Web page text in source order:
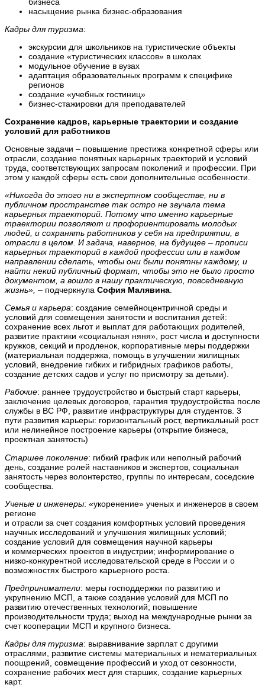
насыщение рынка бизнес-образования
Кадры для туризма:
экскурсии для школьников на туристические объекты
создание «туристических классов» в школах
модульное обучение в вузах
адаптация образовательных программ к специфике
регионов
создание «учебных гостиниц»
бизнес-стажировки для преподавателей
Сохранение кадров, карьерные траектории и создание
условий для работников
Основные задачи – повышение престижа конкретной сферы или
отрасли, создание понятных карьерных траекторий и условий
труда, соответствующих запросам поколений и профессии. При
этом у каждой сферы есть свои дополнительные особенности.
«Никогда до этого ни в экспертном сообществе, ни в
публичном пространстве так остро не звучала тема
карьерных траекторий. Потому что именно карьерные
траектории позволяют и профориентировать молодых
людей, и сохранять работников у себя на предприятии, в
отрасли в целом. И задача, наверное, на будущее – прописи
карьерных траекторий в каждой профессии или в каждом
направлении сделать, чтобы они были понятны каждому, и
найти некий публичный формат, чтобы это не было просто
документом, а вошло в нашу практическую, повседневную
жизнь», – подчеркнула София Малявина.
Семья и карьера: создание семейноцентричной среды и
условий для совмещения занятости и воспитания детей:
сохранение всех льгот и выплат для работающих родителей,
развитие практики «социальная няня», рост числа и доступности
кружков, секций и продленок, корпоративные меры поддержки
(материальная поддержка, помощь в улучшении жилищных
условий, внедрение гибких и гибридных графиков работы,
создание детских садов и услуг по присмотру за детьми).
Рабочие: раннее трудоустройство и быстрый старт карьеры,
заключение целевых договоров, гарантия трудоустройства после
службы в ВС РФ, развитие инфраструктуры для студентов. 3
пути развития карьеры: горизонтальный рост, вертикальный рост
или нелинейное построение карьеры (открытие бизнеса,
проектная занятость)
Старшее поколение: гибкий график или неполный рабочий
день, создание ролей наставников и экспертов, социальная
занятость через волонтерство, группы по интересам, соседские
сообщества.
Ученые и инженеры: «укоренение» ученых и инженеров в своем
регионе
и отрасли за счет создания комфортных условий проведения
научных исследований и улучшения жилищных условий;
создание условий для совмещения научной карьеры
и коммерческих проектов в индустрии; информирование о
низко-конкурентной исследовательской среде в России и о
возможностях быстрого карьерного роста.
Предприниматели: меры господдержки по развитию и
укрупнению МСП, а также создание условий для МСП по
развитию отечественных технологий; повышение
производительности труда; выход на международные рынки за
счет кооперации МСП и крупного бизнеса.
Кадры для туризма: выравнивание зарплат с другими
отраслями, развитие системы материальных и нематериальных
поощрений, совмещение профессий и уход от сезонности,
сохранение рабочих мест для старших, создание карьерных
карт.